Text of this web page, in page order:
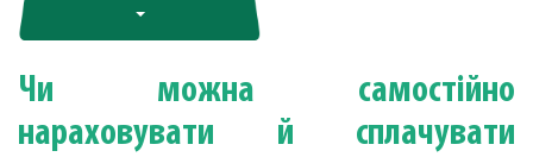
Чи можна самостійно
нараховувати й сплачувати